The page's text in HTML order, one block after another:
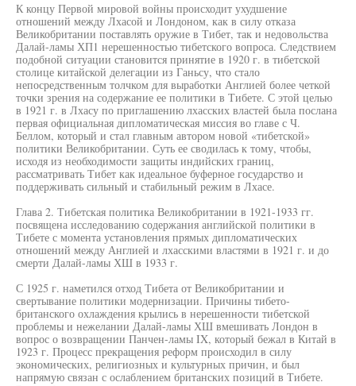
К концу Первой мировой войны происходит ухудшение
отношений между Лхасой и Лондоном, как в силу отказа
Великобритании поставлять оружие в Тибет, так и недовольства
Далай-ламы ХП1 нерешенностью тибетского вопроса. Следствием
подобной ситуации становится принятие в 1920 г. в тибетской
столице китайской делегации из Ганьсу, что стало
непосредственным толчком для выработки Англией более четкой
точки зрения на содержание ее политики в Тибете. С этой целью
в 1921 г. в Лхасу по приглашению лхасских властей была послана
первая официальная дипломатическая миссия во главе с Ч.
Беллом, который и стал главным автором новой «тибетской»
политики Великобритании. Суть ее сводилась к тому, чтобы,
исходя из необходимости защиты индийских границ,
рассматривать Тибет как идеальное буферное государство и
поддерживать сильный и стабильный режим в Лхасе.
Глава 2. Тибетская политика Великобритании в 1921-1933 гг.
посвящена исследованию содержания английской политики в
Тибете с момента установления прямых дипломатических
отношений между Англией и лхасскими властями в 1921 г. и до
смерти Далай-ламы ХШ в 1933 г.
С 1925 г. наметился отход Тибета от Великобритании и
свертывание политики модернизации. Причины тибето-
британского охлаждения крылись в нерешенности тибетской
проблемы и нежелании Далай-ламы ХШ вмешивать Лондон в
вопрос о возвращении Панчен-ламы IX, который бежал в Китай в
1923 г. Процесс прекращения реформ происходил в силу
экономических, религиозных и культурных причин, и был
напрямую связан с ослаблением британских позиций в Тибете.